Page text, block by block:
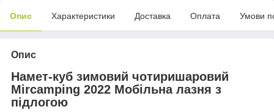
Опис Характеристики Доставка Оплата Умови
Опис
Намет-куб зимовий чотиришаровий
Mircamping 2022 Мобільна лазня з
підлогою